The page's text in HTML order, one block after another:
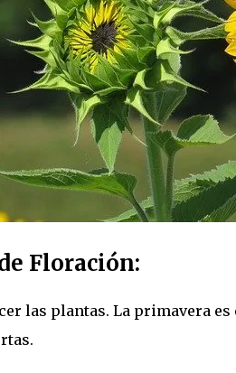
Floración:
las plantas. La primavera